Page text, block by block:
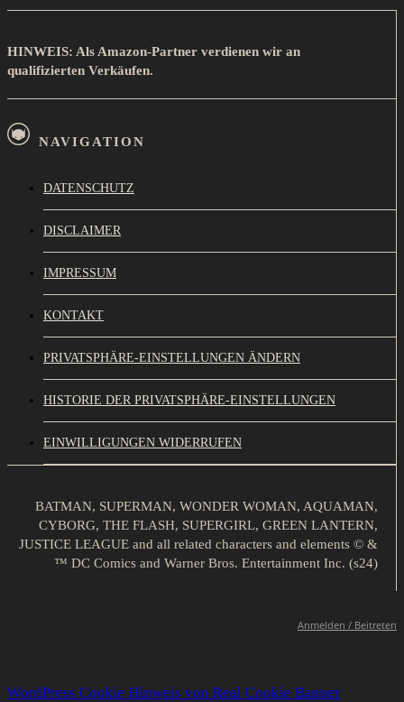
HINWEIS: Als Amazon-Partner verdienen wir an
qualifizierten Verkäufen.
NAVIGATION
DATENSCHUTZ
DISCLAIMER
IMPRESSUM
KONTAKT
PRIVATSPHÄRE-EINSTELLUNGEN ÄNDERN
HISTORIE DER PRIVATSPHÄRE-EINSTELLUNGEN
EINWILLIGUNGEN WIDERRUFEN
BATMAN, SUPERMAN, WONDER WOMAN, AQUAMAN,
CYBORG, THE FLASH, SUPERGIRL, GREEN LANTERN,
JUSTICE LEAGUE and all related characters and elements © &
™ DC Comics and Warner Bros. Entertainment Inc. (s24)
Anmelden / Beitreten
WordPress Cookie Hinweis von Real Cookie Banner